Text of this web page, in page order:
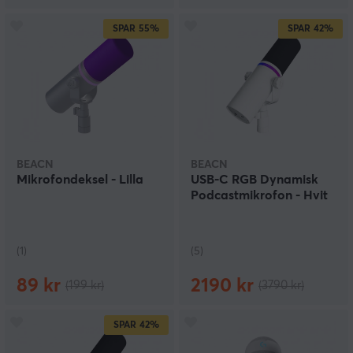
SPAR 55%
BEACN
Mikrofondeksel - Lilla
(1)
89 kr
SPAR 42%
BEACN
USB-C RGB Dynamisk
Podcastmikrofon - Hvit
(5)
2190 kr
SPAR 42%